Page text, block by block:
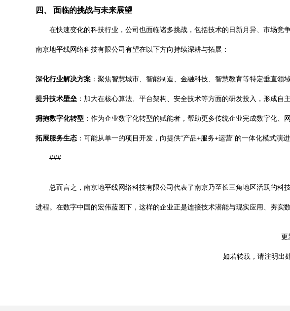
四、 面临的挑战与未来展望
在快速变化的科技行业，公司也面临诸多挑战，包括技术的日新月异、市场竞
南京地平线网络科技有限公司有望在以下方向持续深耕与拓展：
深化行业解决方案 ：聚焦智慧城市、智能制造、金融科技、智慧教育等特定垂直领
提升技术壁垒 ：加大在核心算法、平台架构、安全技术等方面的研发投入，形成自
拥抱数字化转型 ：作为企业数字化转型的赋能者，帮助更多传统企业完成数字化、
拓展服务生态 ：可能从单一的项目开发，向提供“产品+服务+运营”的一体化模式演
###
总而言之，南京地平线网络科技有限公司代表了南京乃至长三角地区活跃的
进程。在数字中国的宏伟蓝图下，这样的企业正是连接技术潜能与现实应用、夯实
更
如若转载，请注明出